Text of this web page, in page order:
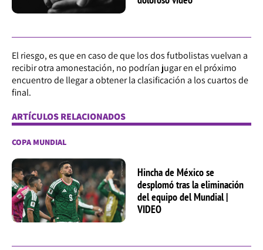
El riesgo, es que en caso de que los dos futbolistas vuelvan a
recibir otra amonestación, no podrían jugar en el próximo
encuentro de llegar a obtener la clasificación a los cuartos de
final.
ARTÍCULOS RELACIONADOS
COPA MUNDIAL
Hincha de México se
desplomó tras la eliminación
del equipo del Mundial |
VIDEO